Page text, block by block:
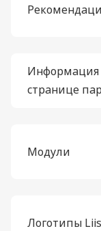
Информация
странице
Модули
Логотипы